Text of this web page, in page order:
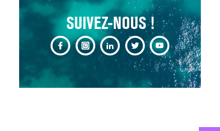
SUIVEZ-NOUS !
CHANGEMENT DE SEXE :
DES DEMANDES
TOUJOURS PLUS